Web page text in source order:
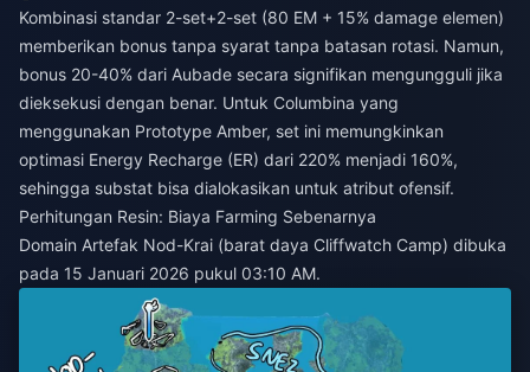
Kombinasi standar 2-set+2-set (80 EM + 15% damage elemen)
memberikan bonus tanpa syarat tanpa batasan rotasi. Namun,
bonus 20-40% dari Aubade secara signifikan mengungguli jika
dieksekusi dengan benar. Untuk Columbina yang
menggunakan Prototype Amber, set ini memungkinkan
optimasi Energy Recharge (ER) dari 220% menjadi 160%,
sehingga substat bisa dialokasikan untuk atribut ofensif.
Perhitungan Resin: Biaya Farming Sebenarnya
Domain Artefak Nod-Krai (barat daya Cliffwatch Camp) dibuka
pada 15 Januari 2026 pukul 03:10 AM.